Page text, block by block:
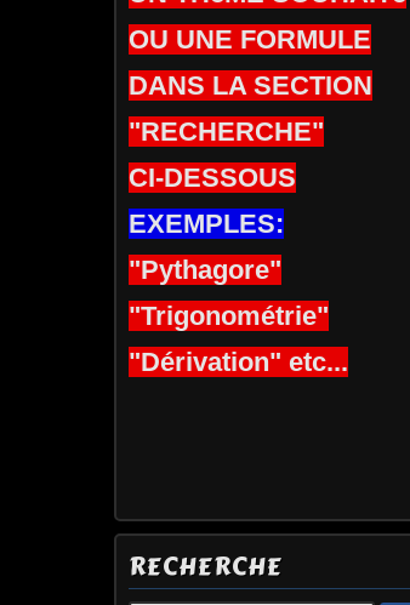
OU UNE FORMULE
DANS LA SECTION
"RECHERCHE"
CI-DESSOUS
EXEMPLES:
"Pythagore"
"Trigonométrie"
"Dérivation" etc...
RECHERCHE